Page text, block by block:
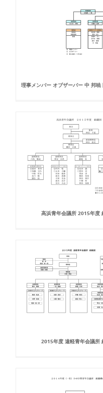
理事メンバー オブザーバー 中 邦
高浜青年会議所 2015年度
2015年度 遠軽青年会議所